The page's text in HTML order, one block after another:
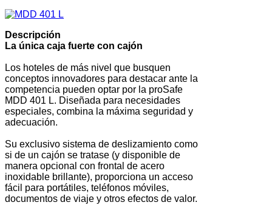
Descripción
La única caja fuerte con cajón
Los hoteles de más nivel que busquen
conceptos innovadores para destacar ante la
competencia pueden optar por la proSafe
MDD 401 L. Diseñada para necesidades
especiales, combina la máxima seguridad y
adecuación.
Su exclusivo sistema de deslizamiento como
si de un cajón se tratase (y disponible de
manera opcional con frontal de acero
inoxidable brillante), proporciona un acceso
fácil para portátiles, teléfonos móviles,
documentos de viaje y otros efectos de valor.